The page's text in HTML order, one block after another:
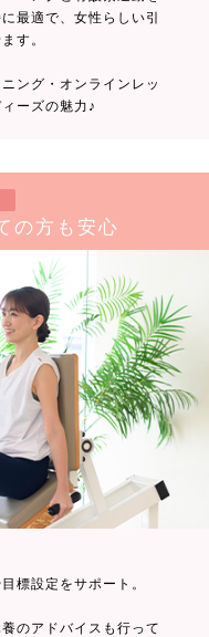
最適で、女性らしい引
す。
ング・オンラインレッ
ーズの魅力♪
の方も安心
標設定をサポート。
のアドバイスも行って